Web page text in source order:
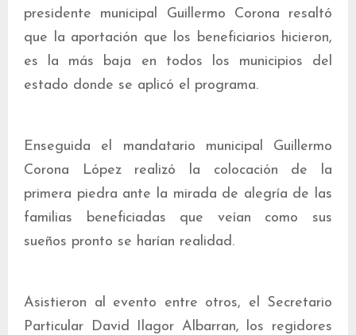
presidente municipal Guillermo Corona resaltó
que la aportación que los beneficiarios hicieron,
es la más baja en todos los municipios del
estado donde se aplicó el programa.
Enseguida el mandatario municipal Guillermo
Corona López realizó la colocación de la
primera piedra ante la mirada de alegría de las
familias beneficiadas que veían como sus
sueños pronto se harían realidad.
Asistieron al evento entre otros, el Secretario
Particular David Ilagor Albarran, los regidores